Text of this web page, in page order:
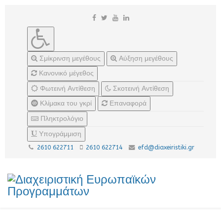
Σμίκρινση μεγέθους
Αύξηση μεγέθους
Κανονικό μέγεθος
Φωτεινή Αντίθεση
Σκοτεινή Αντίθεση
Κλίμακα του γκρί
Επαναφορά
Πληκτρολόγιο
Υπογράμμιση
2610 622711 2610 622714 efd@diaxeiristiki.gr